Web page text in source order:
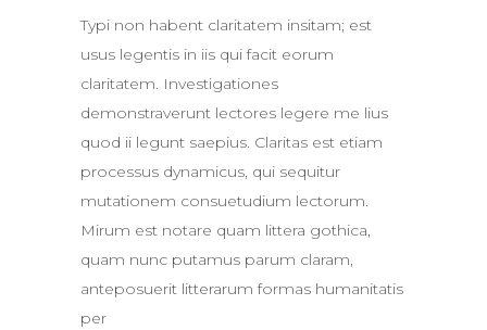
Typi non habent claritatem insitam; est
usus legentis in iis qui facit eorum
claritatem. Investigationes
demonstraverunt lectores legere me lius
quod ii legunt saepius. Claritas est etiam
processus dynamicus, qui sequitur
mutationem consuetudium lectorum.
Mirum est notare quam littera gothica,
quam nunc putamus parum claram,
anteposuerit litterarum formas humanitatis
per